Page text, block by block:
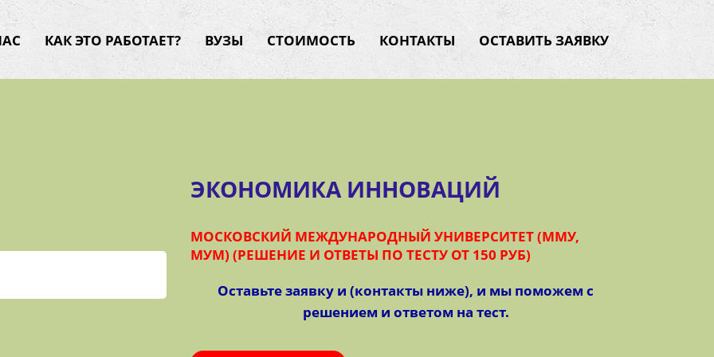
КАК ЭТО РАБОТАЕТ? ВУЗЫ СТОИМОСТЬ КОНТАКТЫ ОСТАВИТЬ ЗАЯВКУ
ЭКОНОМИКА ИННОВАЦИЙ
МОСКОВСКИЙ МЕЖДУНАРОДНЫЙ УНИВЕРСИТЕТ (ММУ,
МУМ) (РЕШЕНИЕ И ОТВЕТЫ ПО ТЕСТУ ОТ 150 РУБ)
Оставьте заявку и (контакты ниже), и мы поможем с
решением и ответом на тест.